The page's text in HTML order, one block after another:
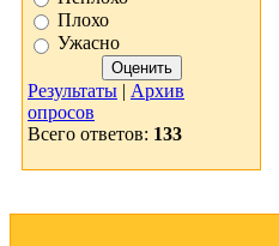
Плохо
Ужасно
Результаты | Архив
опросов
Всего ответов: 133